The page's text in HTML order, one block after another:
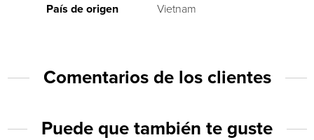
País de origen
Vietnam
Comentarios de los clientes
Puede que también te guste